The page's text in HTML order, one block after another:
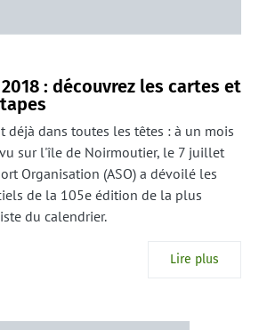
: découvrez les cartes et
déjà dans toutes les têtes : à un mois
sur l'île de Noirmoutier, le 7 juillet
Organisation (ASO) a dévoilé les
de la 105e édition de la plus
du calendrier.
Lire plus